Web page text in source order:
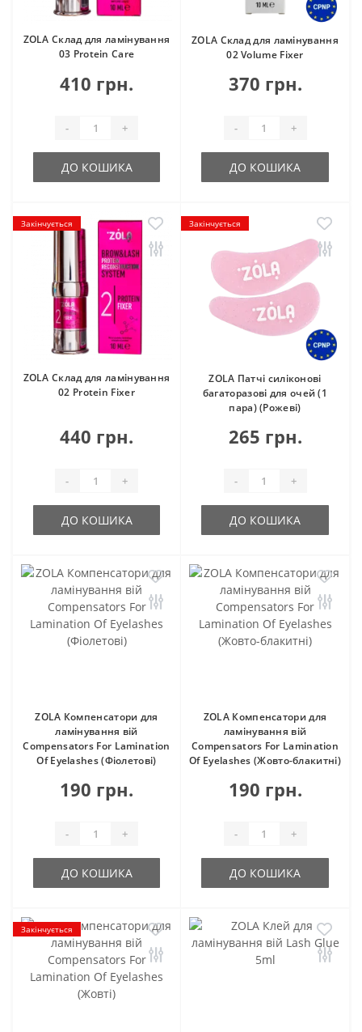
ZOLA Склад для ламінування
03 Protein Care
410 грн.
- +
ДО КОШИКА
ZOLA Склад для ламінування
02 Volume Fixer
370 грн.
- +
ДО КОШИКА
Закінчується
ZOLA Склад для ламінування
02 Protein Fixer
440 грн.
- +
ДО КОШИКА
Закінчується
ZOLA Патчі силіконові
багаторазові для очей (1
пара) (Рожеві)
265 грн.
- +
ДО КОШИКА
ZOLA Компенсатори для
ламінування вій
Compensators For Lamination
Of Eyelashes (Фіолетові)
190 грн.
- +
ДО КОШИКА
ZOLA Компенсатори для
ламінування вій
Compensators For Lamination
Of Eyelashes (Жовто-блакитні)
190 грн.
- +
ДО КОШИКА
Закінчується